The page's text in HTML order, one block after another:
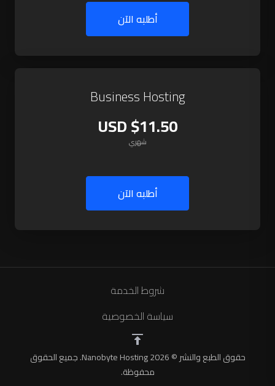
أطلبه الآن
Business Hosting
$11.50 USD
شهري
أطلبه الآن
حقوق الطبع والنشر © 2026 Nanobyte Hosting. جميع الحقوق
محفوظة.
شروط الخدمة
سياسة الخصوصية